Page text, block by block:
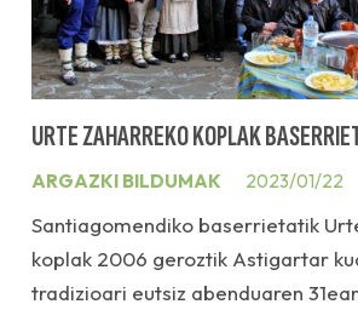
URTE ZAHARREKO KOPLAK
ARGAZKI BILDUMAK 2023/01/22
Santiagomendiko baserrietatik
koplak 2006 geroztik Astigartar
tradizioari eutsiz abenduaren